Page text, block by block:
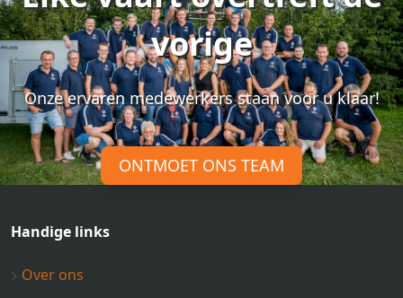
vorige
Onze ervaren medewerkers staan voor u klaar!
ONTMOET ONS TEAM
Handige links
Over ons